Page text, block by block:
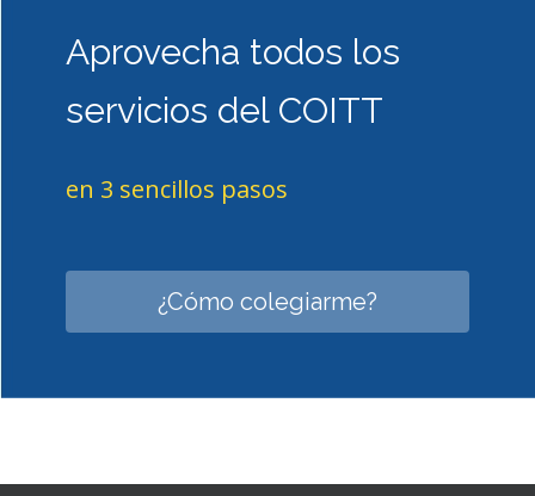
Aprovecha todos los
servicios del COITT
en 3 sencillos pasos
¿Cómo colegiarme?